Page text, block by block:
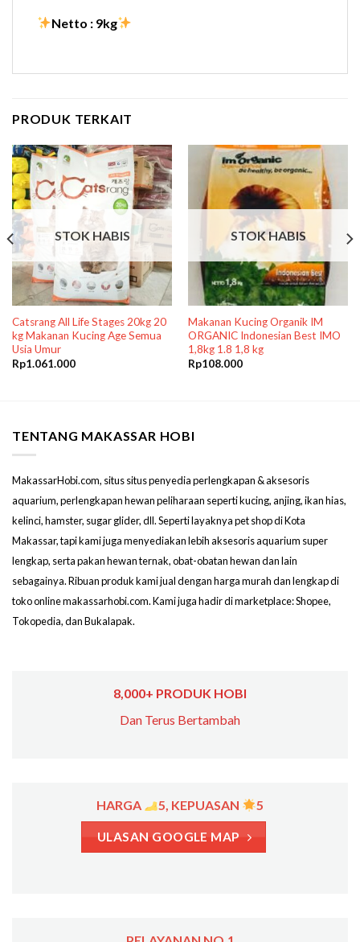
Netto : 9kg
PRODUK TERKAIT
STOK HABIS
Catsrang All Life Stages 20kg 20
kg Makanan Kucing Age Semua
Usia Umur
Rp1.061.000
STOK HABIS
Makanan Kucing Organik IM
ORGANIC Indonesian Best IMO
1,8kg 1.8 1,8 kg
Rp108.000
TENTANG MAKASSAR HOBI
MakassarHobi.com, situs situs penyedia perlengkapan & aksesoris
aquarium, perlengkapan hewan peliharaan seperti kucing, anjing, ikan hias,
kelinci, hamster, sugar glider, dll. Seperti layaknya pet shop di Kota
Makassar, tapi kami juga menyediakan lebih aksesoris aquarium super
lengkap, serta pakan hewan ternak, obat-obatan hewan dan lain
sebagainya. Ribuan produk kami jual dengan harga murah dan lengkap di
toko online makassarhobi.com. Kami juga hadir di marketplace: Shopee,
Tokopedia, dan Bukalapak.
8,000+ PRODUK HOBI
Dan Terus Bertambah
HARGA 5, KEPUASAN 5
ULASAN GOOGLE MAP